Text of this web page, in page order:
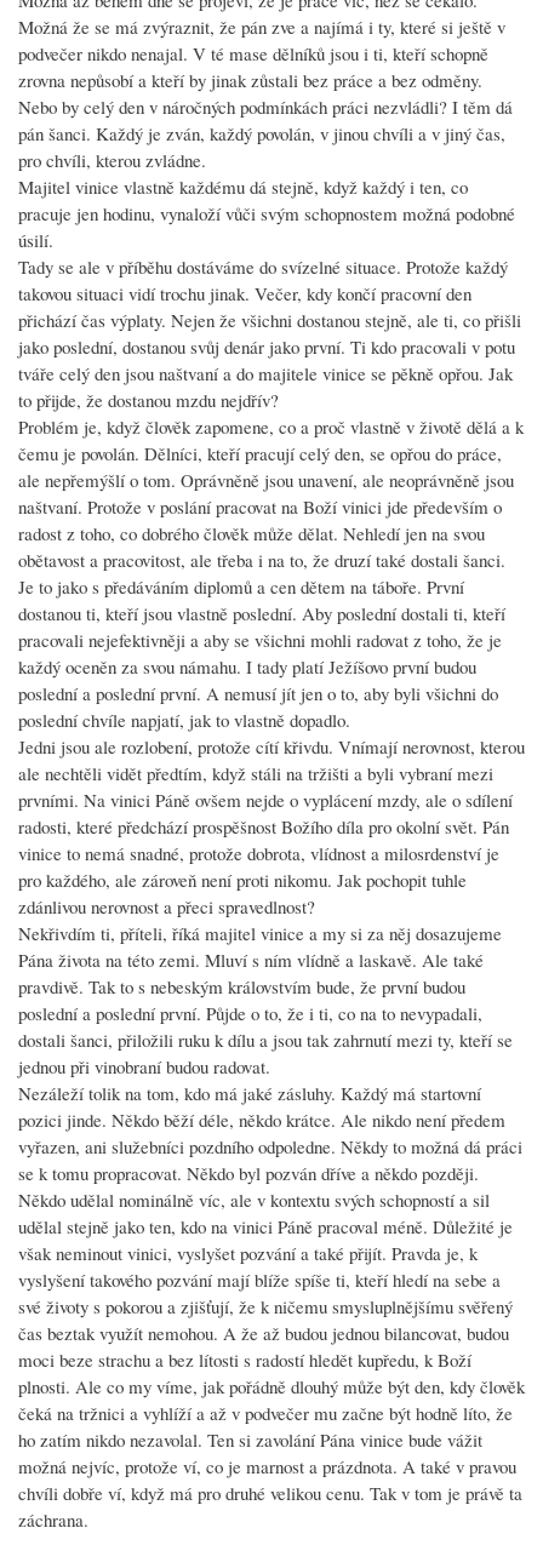
Možná že se má zvýraznit, že pán zve a najímá i ty, které si ještě v
podvečer nikdo nenajal. V té mase dělníků jsou i ti, kteří schopně
zrovna nepůsobí a kteří by jinak zůstali bez práce a bez odměny.
Nebo by celý den v náročných podmínkách práci nezvládli? I těm dá
pán šanci. Každý je zván, každý povolán, v jinou chvíli a v jiný čas,
pro chvíli, kterou zvládne.
Majitel vinice vlastně každému dá stejně, když každý i ten, co
pracuje jen hodinu, vynaloží vůči svým schopnostem možná podobné
úsilí.
Tady se ale v příběhu dostáváme do svízelné situace. Protože každý
takovou situaci vidí trochu jinak. Večer, kdy končí pracovní den
přichází čas výplaty. Nejen že všichni dostanou stejně, ale ti, co přišli
jako poslední, dostanou svůj denár jako první. Ti kdo pracovali v potu
tváře celý den jsou naštvaní a do majitele vinice se pěkně opřou. Jak
to přijde, že dostanou mzdu nejdřív?
Problém je, když člověk zapomene, co a proč vlastně v životě dělá a k
čemu je povolán. Dělníci, kteří pracují celý den, se opřou do práce,
ale nepřemýšlí o tom. Oprávněně jsou unavení, ale neoprávněně jsou
naštvaní. Protože v poslání pracovat na Boží vinici jde především o
radost z toho, co dobrého člověk může dělat. Nehledí jen na svou
obětavost a pracovitost, ale třeba i na to, že druzí také dostali šanci.
Je to jako s předáváním diplomů a cen dětem na táboře. První
dostanou ti, kteří jsou vlastně poslední. Aby poslední dostali ti, kteří
pracovali nejefektivněji a aby se všichni mohli radovat z toho, že je
každý oceněn za svou námahu. I tady platí Ježíšovo první budou
poslední a poslední první. A nemusí jít jen o to, aby byli všichni do
poslední chvíle napjatí, jak to vlastně dopadlo.
Jedni jsou ale rozlobení, protože cítí křivdu. Vnímají nerovnost, kterou
ale nechtěli vidět předtím, když stáli na tržišti a byli vybraní mezi
prvními. Na vinici Páně ovšem nejde o vyplácení mzdy, ale o sdílení
radosti, které předchází prospěšnost Božího díla pro okolní svět. Pán
vinice to nemá snadné, protože dobrota, vlídnost a milosrdenství je
pro každého, ale zároveň není proti nikomu. Jak pochopit tuhle
zdánlivou nerovnost a přeci spravedlnost?
Nekřivdím ti, příteli, říká majitel vinice a my si za něj dosazujeme
Pána života na této zemi. Mluví s ním vlídně a laskavě. Ale také
pravdivě. Tak to s nebeským královstvím bude, že první budou
poslední a poslední první. Půjde o to, že i ti, co na to nevypadali,
dostali šanci, přiložili ruku k dílu a jsou tak zahrnutí mezi ty, kteří se
jednou při vinobraní budou radovat.
Nezáleží tolik na tom, kdo má jaké zásluhy. Každý má startovní
pozici jinde. Někdo běží déle, někdo krátce. Ale nikdo není předem
vyřazen, ani služebníci pozdního odpoledne. Někdy to možná dá práci
se k tomu propracovat. Někdo byl pozván dříve a někdo později.
Někdo udělal nominálně víc, ale v kontextu svých schopností a sil
udělal stejně jako ten, kdo na vinici Páně pracoval méně. Důležité je
však neminout vinici, vyslyšet pozvání a také přijít. Pravda je, k
vyslyšení takového pozvání mají blíže spíše ti, kteří hledí na sebe a
své životy s pokorou a zjišťují, že k ničemu smysluplnějšímu svěřený
čas beztak využít nemohou. A že až budou jednou bilancovat, budou
moci beze strachu a bez lítosti s radostí hledět kupředu, k Boží
plnosti. Ale co my víme, jak pořádně dlouhý může být den, kdy člověk
čeká na tržnici a vyhlíží a až v podvečer mu začne být hodně líto, že
ho zatím nikdo nezavolal. Ten si zavolání Pána vinice bude vážit
možná nejvíc, protože ví, co je marnost a prázdnota. A také v pravou
chvíli dobře ví, když má pro druhé velikou cenu. Tak v tom je právě ta
záchrana.